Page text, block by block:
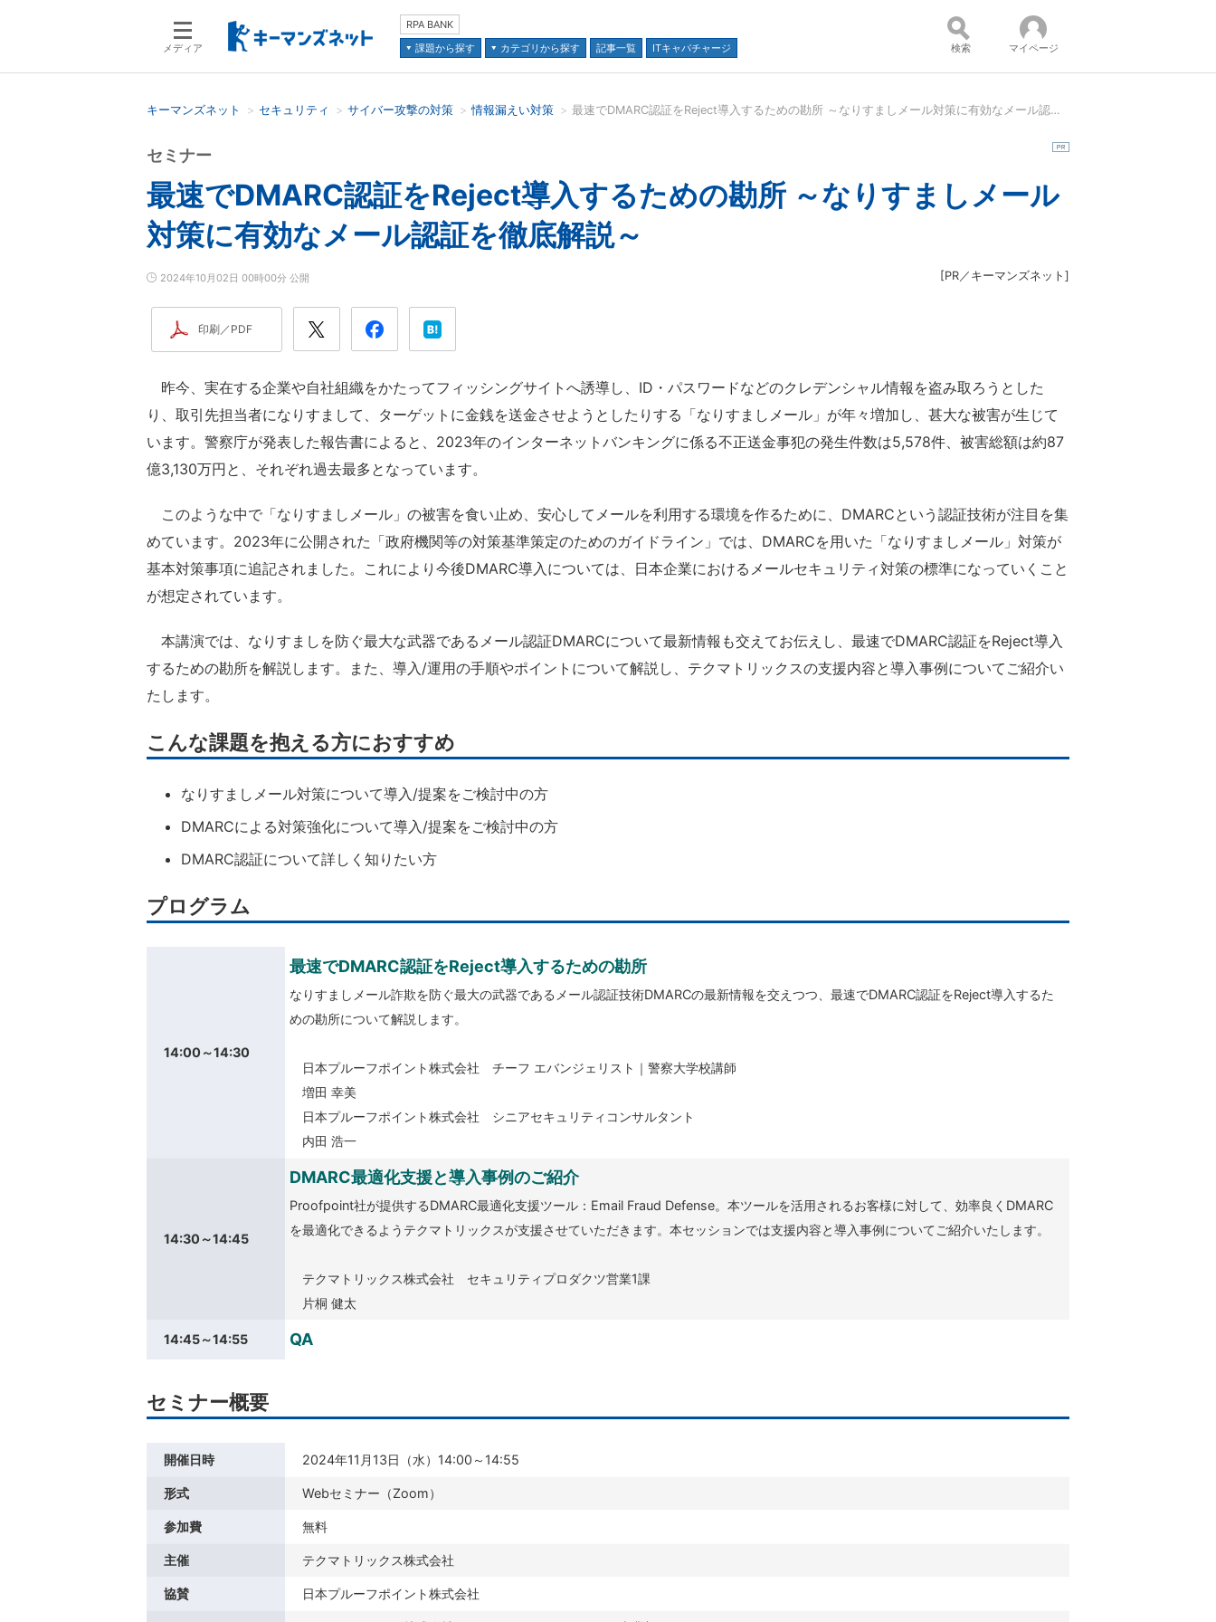
メディア
RPA BANK
課題から探す
カテゴリから探す 記事一覧 ITキャパチャージ 検索 マイページ
キーマンズネット セキュリティ サイバー攻撃の対策 情報漏えい対策 最速でDMARC認証をReject導入するための勘所 ～なりすましメール対策に有効なメール認証を徹底解説～：セミナー
最速でDMARC認証をReject導入するための勘所 ～なりすましメール
対策に有効なメール認証を徹底解説～
セミナー
2024年10月02日 00時00分 公開 [PR／キーマンズネット ]
印刷／PDF
昨今、実在する企業や自社組織をかたってフィッシングサイトへ誘導し、ID・パスワードなどのクレデンシャル情報を盗み取ろうとした
り、取引先担当者になりすまして、ターゲットに金銭を送金させようとしたりする「なりすましメール」が年々増加し、甚大な被害が生じて
います。警察庁が発表した報告書によると、2023年のインターネットバンキングに係る不正送金事犯の発生件数は5,578件、被害総額は約87
億3,130万円と、それぞれ過去最多となっています。
このような中で「なりすましメール」の被害を食い止め、安心してメールを利用する環境を作るために、DMARCという認証技術が注目を集
めています。2023年に公開された「政府機関等の対策基準策定のためのガイドライン」では、DMARCを用いた「なりすましメール」対策が
基本対策事項に追記されました。これにより今後DMARC導入については、日本企業におけるメールセキュリティ対策の標準になっていくこと
が想定されています。
本講演では、なりすましを防ぐ最大な武器であるメール認証DMARCについて最新情報も交えてお伝えし、最速でDMARC認証をReject導入
するための勘所を解説します。また、導入/運用の手順やポイントについて解説し、テクマトリックスの支援内容と導入事例についてご紹介い
たします。
こんな課題を抱える方におすすめ
なりすましメール対策について導入/提案をご検討中の方
DMARCによる対策強化について導入/提案をご検討中の方
DMARC認証について詳しく知りたい方
プログラム
14:00～14:30
最速でDMARC認証をReject導入するための勘所
なりすましメール詐欺を防ぐ最大の武器であるメール認証技術DMARCの最新情報を交えつつ、最速でDMARC認証をReject導入するた
めの勘所について解説します。
日本プルーフポイント株式会社 チーフ エバンジェリスト｜警察大学校講師
増田 幸美
日本プルーフポイント株式会社 シニアセキュリティコンサルタント
内田 浩一
14:30～14:45
DMARC最適化支援と導入事例のご紹介
Proofpoint社が提供するDMARC最適化支援ツール：Email Fraud Defense。本ツールを活用されるお客様に対して、効率良くDMARC
を最適化できるようテクマトリックスが支援させていただきます。本セッションでは支援内容と導入事例についてご紹介いたします。
テクマトリックス株式会社 セキュリティプロダクツ営業1課
片桐 健太
14:45～14:55 QA
セミナー概要
開催日時 2024年11月13日（水）14:00～14:55
形式 Webセミナー（Zoom）
参加費 無料
主催 テクマトリックス株式会社
協賛 日本プルーフポイント株式会社